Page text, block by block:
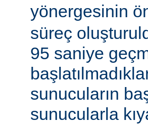
yönergesinin
süreç
95 saniye
sunucuların
sunucularla